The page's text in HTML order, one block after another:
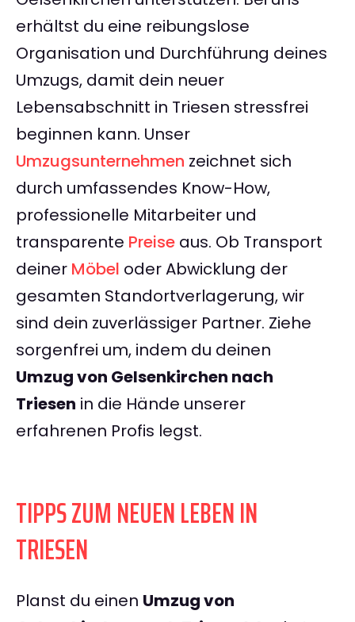
erhältst du eine reibungslose
Organisation und Durchführung deines
Umzugs, damit dein neuer
Lebensabschnitt in Triesen stressfrei
beginnen kann. Unser
Umzugsunternehmen zeichnet sich
durch umfassendes Know-How,
professionelle Mitarbeiter und
transparente Preise aus. Ob Transport
deiner Möbel oder Abwicklung der
gesamten Standortverlagerung, wir
sind dein zuverlässiger Partner. Ziehe
sorgenfrei um, indem du deinen
Umzug von Gelsenkirchen nach
Triesen in die Hände unserer
erfahrenen Profis legst.
TIPPS ZUM NEUEN LEBEN IN
TRIESEN
Planst du einen Umzug von